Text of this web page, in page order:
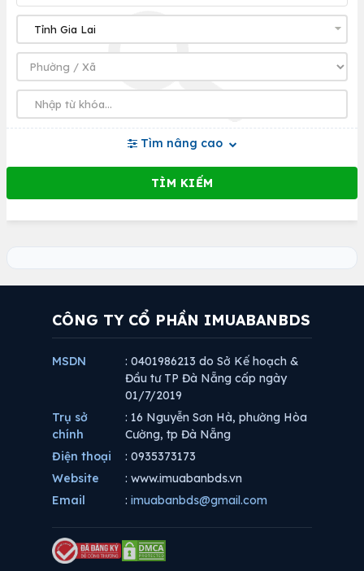
Tìm nâng cao
CÔNG TY CỔ PHẦN IMUABANBDS
MSDN
: 0401986213 do Sở Kế hoạch &
Đầu tư TP Đà Nẵng cấp ngày
01/7/2019
Trụ sở
chính
: 16 Nguyễn Sơn Hà, phường Hòa
Cường, tp Đà Nẵng
Điện thoại
: 0935373173
Website
: www.imuabanbds.vn
Email
: imuabanbds@gmail.com